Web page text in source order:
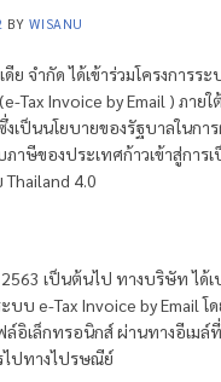
BYWISANU
ย จำกัด ได้เข้าร่วมโครงการร
Tax Invoice by Email ) ภาย
งเป็นนโยบายของรัฐบาลในก
ภาษีของประเทศก้าวเข้าสู่การ
4.0
เป็นต้นไป ทางบริษัท ได้
บ e-Tax Invoice by Email โ
อิเล็กทรอนิกส์ ผ่านทางอีเม
ไปทางไปรษณีย์